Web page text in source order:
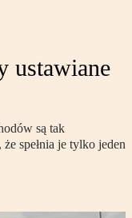
ustawiane
są tak
spełnia je tylko jeden